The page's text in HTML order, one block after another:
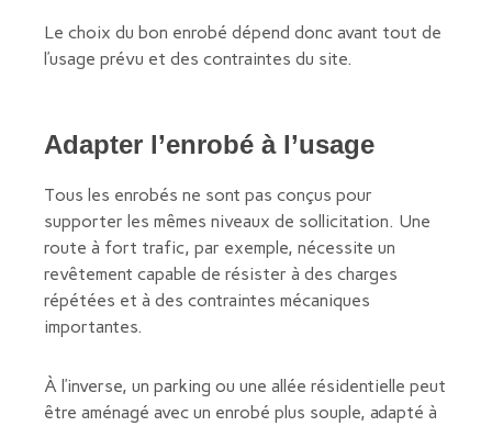
Le choix du bon enrobé dépend donc avant tout de
l’usage prévu et des contraintes du site.
Adapter l’enrobé à l’usage
Tous les enrobés ne sont pas conçus pour
supporter les mêmes niveaux de sollicitation. Une
route à fort trafic, par exemple, nécessite un
revêtement capable de résister à des charges
répétées et à des contraintes mécaniques
importantes.
À l’inverse, un parking ou une allée résidentielle peut
être aménagé avec un enrobé plus souple, adapté à